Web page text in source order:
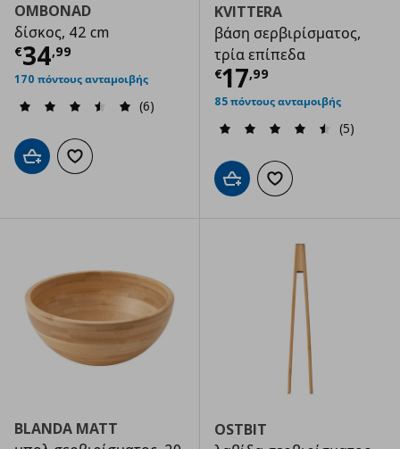
OMBONAD
δίσκος, 42 cm
€34,99
Τρέχουσα τιμή € 34,99
170 πόντους ανταμοιβής
(6)
Προσθήκη στο καλάθι
Προσθήκη στα αγαπημένα
KVITTERA
βάση σερβιρίσματος,
τρία επίπεδα
€17,99
Τρέχουσα
85 πόντους ανταμοιβής
(5)
Προσθήκη στο καλάθι
Προσθήκη στα
BLANDA MATT
OSTBIT